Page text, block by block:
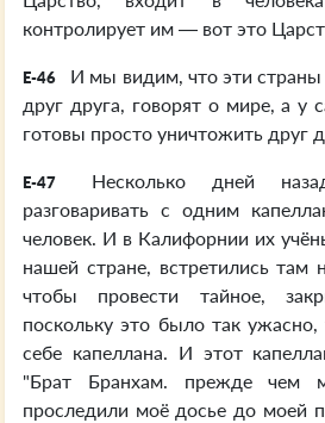
контролирует им — вот это
E-46
И мы видим, что эти
друг друга, говорят о мире, а у
готовы просто уничтожить друг
E-47
Несколько дней
разговаривать с одним
человек. И в Калифорнии их
нашей стране, встретились там
чтобы провести тайное,
поскольку это было так
себе капеллана. И этот
"Брат Бранхам. прежде чем
проследили моё досье до моей